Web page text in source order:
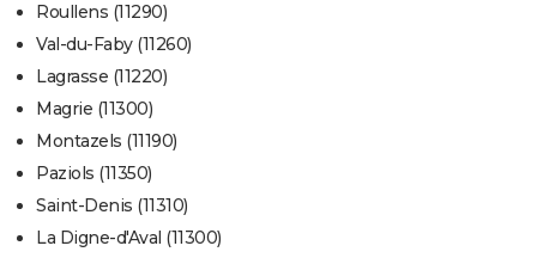
Roullens (11290)
Val-du-Faby (11260)
Lagrasse (11220)
Magrie (11300)
Montazels (11190)
Paziols (11350)
Saint-Denis (11310)
La Digne-d'Aval (11300)